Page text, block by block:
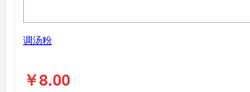
调汤粉
￥8.00